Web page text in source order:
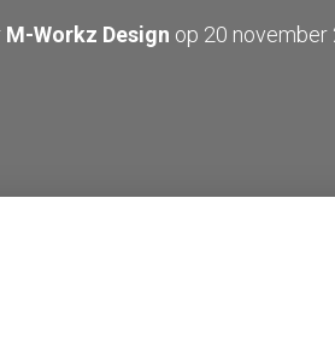
M-Workz Design op 20 november